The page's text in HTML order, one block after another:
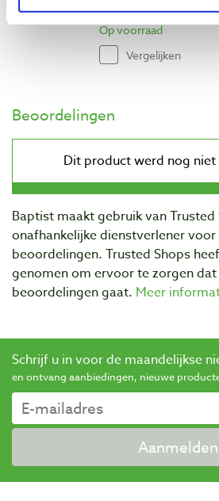
€ 28,06 excl. btw
Op voorraad
Vergelijken
Beoordelingen
Baptist maakt gebruik van Trusted
onafhankelijke dienstverlener
beoordelingen. Trusted Shops
genomen om ervoor te zorgen
beoordelingen gaat. Meer
Schrijf u in voor de maandelijkse
en ontvang aanbiedingen, nieuwe
Aanmelden